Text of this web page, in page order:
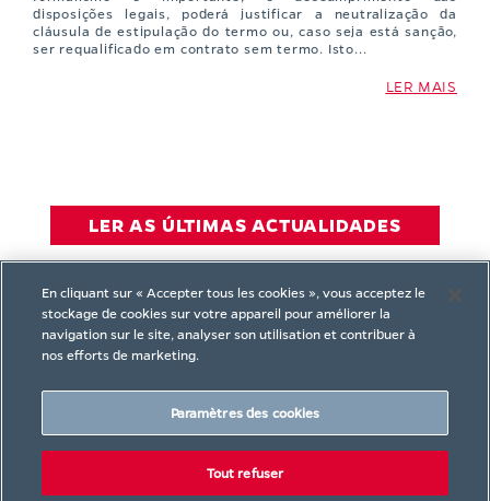
disposições legais, poderá justificar a neutralização da
cláusula de estipulação do termo ou, caso seja está sanção,
ser requalificado em contrato sem termo. Isto...
LER MAIS
LER AS ÚLTIMAS ACTUALIDADES
CONTACT US
En cliquant sur « Accepter tous les cookies », vous acceptez le
stockage de cookies sur votre appareil pour améliorer la
navigation sur le site, analyser son utilisation et contribuer à
nos efforts de marketing.
Paramètres des cookies
Tout refuser